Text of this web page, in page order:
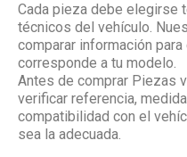
Cada pieza debe elegirse
técnicos del vehículo.
comparar información
corresponde a tu modelo.
Antes de comprar Piezas
verificar referencia,
compatibilidad con el
sea la adecuada.